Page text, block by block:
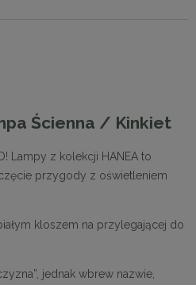
Ścienna / Kinkiet
Lampy z kolekcji HANEA to
przygody z oświetleniem
kloszem na przylegającej do
jednak wbrew nazwie,